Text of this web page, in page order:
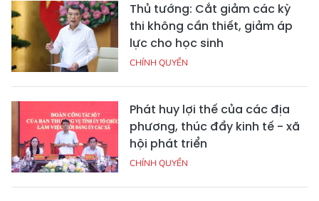
Thủ tướng: Cắt giảm các kỳ
thi không cần thiết, giảm áp
lực cho học sinh
CHÍNH QUYỀN
Phát huy lợi thế của các địa
phương, thúc đẩy kinh tế - xã
hội phát triển
CHÍNH QUYỀN